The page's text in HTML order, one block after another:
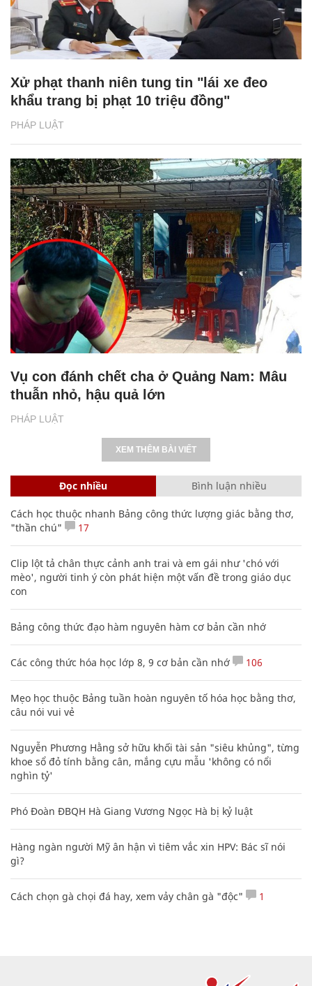
PHÁP LUẬT
Xử phạt thanh niên tung tin "lái xe đeo
khẩu trang bị phạt 10 triệu đồng"
PHÁP LUẬT
Vụ con đánh chết cha ở Quảng Nam: Mâu
thuẫn nhỏ, hậu quả lớn
XEM THÊM BÀI VIẾT
Đọc nhiều Bình luận nhiều
Cách học thuộc nhanh Bảng công thức lượng giác bằng thơ,
"thần chú"
17
Clip lột tả chân thực cảnh anh trai và em gái như 'chó với
mèo', người tinh ý còn phát hiện một vấn đề trong giáo dục
con
Bảng công thức đạo hàm nguyên hàm cơ bản cần nhớ
Các công thức hóa học lớp 8, 9 cơ bản cần nhớ 106
Mẹo học thuộc Bảng tuần hoàn nguyên tố hóa học bằng thơ,
câu nói vui vẻ
Nguyễn Phương Hằng sở hữu khối tài sản "siêu khủng", từng
khoe sổ đỏ tính bằng cân, mắng cựu mẫu 'không có nổi
nghìn tỷ'
Phó Đoàn ĐBQH Hà Giang Vương Ngọc Hà bị kỷ luật
Hàng ngàn người Mỹ ân hận vì tiêm vắc xin HPV: Bác sĩ nói
gì?
Cách chọn gà chọi đá hay, xem vảy chân gà "độc" 1